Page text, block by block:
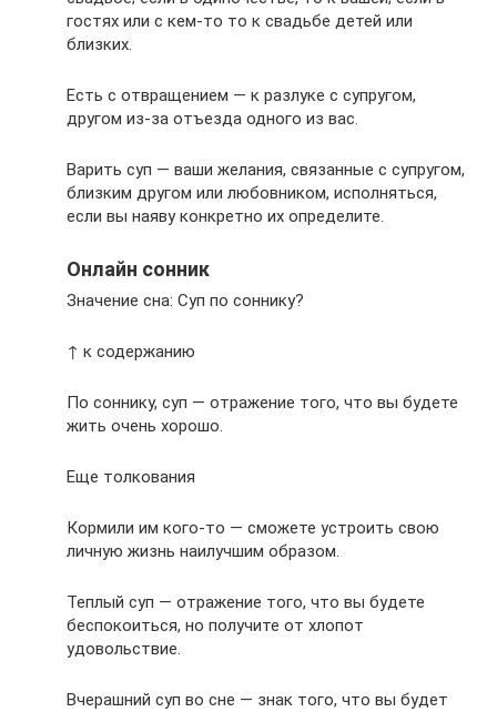
гостях или с кем-то то к свадьбе детей или
близких.
Есть с отвращением — к разлуке с супругом,
другом из-за отъезда одного из вас.
Варить суп — ваши желания, связанные с супругом,
близким другом или любовником, исполняться,
если вы наяву конкретно их определите.
Онлайн сонник
Значение сна: Суп по соннику?
↑ к содержанию
По соннику, суп — отражение того, что вы будете
жить очень хорошо.
Еще толкования
Кормили им кого-то — сможете устроить свою
личную жизнь наилучшим образом.
Теплый суп — отражение того, что вы будете
беспокоиться, но получите от хлопот
удовольствие.
Вчерашний суп во сне — знак того, что вы будет